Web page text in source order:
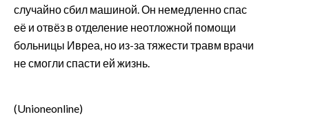
ABBONATI
ANNUNCI
NECROLOGI
STORE
случайно сбил машиной. Он немедленно спас
её и отвёз в отделение неотложной помощи
больницы Ивреа, но из-за тяжести травм врачи
не смогли спасти ей жизнь.
(Unioneonline)